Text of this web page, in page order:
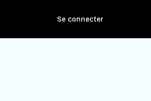
Se connecter